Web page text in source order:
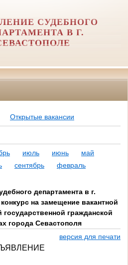
СУДЕБНОГО
В Г.
Открытые вакансии
июль июнь
май
сентябрь
февраль
департамента в г.
на замещение вакантной
гражданской
города Севастополя
версия для печати